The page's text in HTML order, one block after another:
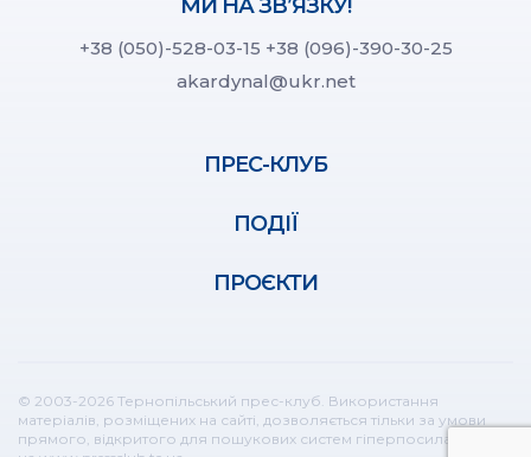
МИ НА ЗВ’ЯЗКУ!
+38 (050)-528-03-15 +38 (096)-390-30-25
akardynal@ukr.net
ПРЕС-КЛУБ
ПОДІЇ
ПРОЄКТИ
© 2003-2026 Тернопільський прес-клуб. Використання
матеріалів, розміщених на сайті, дозволяється тільки за умови
прямого, відкритого для пошукових систем гіперпосилання